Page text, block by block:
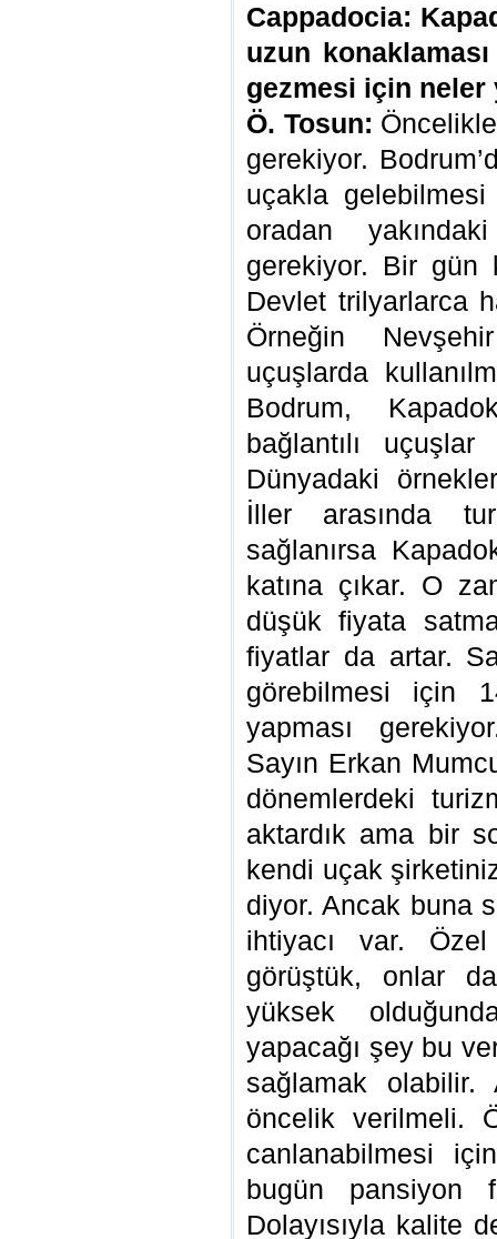
Cappadocia:
uzun
gezmesi için neler
Ö. Tosun:
gerekiyor.
uçakla
oradan
gerekiyor. Bir gün
Devlet trilyarlarca
Örneğin
uçuşlarda
Bodrum,
bağlantılı
Dünyadaki
İller arasında
sağlanırsa
katına çıkar. O
düşük fiyata
fiyatlar da artar.
görebilmesi için
yapması
Sayın Erkan
dönemlerdeki
aktardık ama bir
kendi uçak
diyor. Ancak buna
ihtiyacı var.
görüştük, onlar
yüksek
yapacağı şey bu
sağlamak olabilir.
öncelik verilmeli.
canlanabilmesi
bugün pansiyon
Dolayısıyla kalite